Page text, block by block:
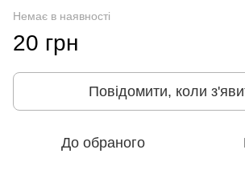
Немає в наявності
20 грн
Повідомити, коли
До обраного